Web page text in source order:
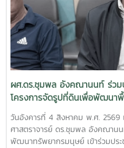
ผศ.ดร.ชุมพล อังคณานนท์ ร่วม
โครงการจัดรูปที่ดินเพื่อพัฒนา
2/2569
วันอังคารที่ 4 สิงหาคม พ.ศ. 2569
ศาสตราจารย์ ดร.ชุมพล อังคณาน
พัฒนาทรัพยากรมนุษย์ เข้าร่วมปร